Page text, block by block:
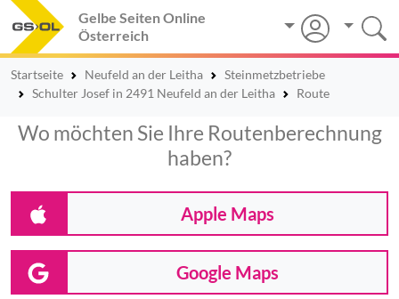
Gelbe Seiten Online
Österreich
Startseite Neufeld an der Leitha
Steinmetzbetriebe
Schulter Josef in 2491 Neufeld an der Leitha
Route
Wo möchten Sie Ihre Routenberechnung
haben?
Apple Maps
Google Maps